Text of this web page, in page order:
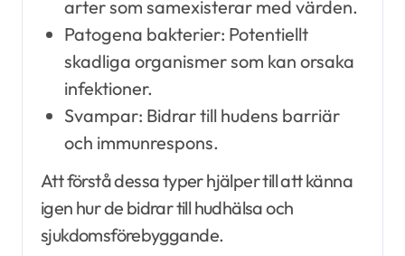
arter som samexisterar med värden.
Patogena bakterier: Potentiellt
skadliga organismer som kan orsaka
infektioner.
Svampar: Bidrar till hudens barriär
och immunrespons.
Att förstå dessa typer hjälper till att känna
igen hur de bidrar till hudhälsa och
sjukdomsförebyggande.